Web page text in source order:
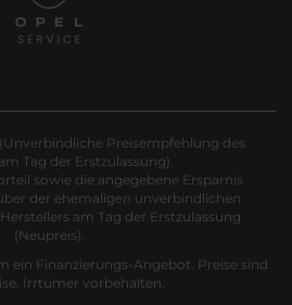
Preisempfehlung des
Tag der Erstzulassung).
sowie die angegebene Ersparnis
der ehemaligen unverbindlichen
am Tag der Erstzulassung
(Neupreis).
ein Finanzierungs-Angebot. Preise sind
Irrtümer vorbehalten.